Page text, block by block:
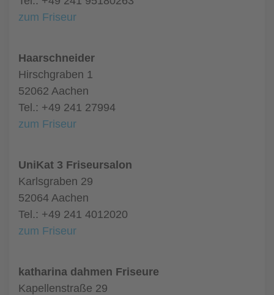
zum Friseur
Haarschneider
Hirschgraben 1
52062 Aachen
Tel.: +49 241 27994
zum Friseur
UniKat 3 Friseursalon
Karlsgraben 29
52064 Aachen
Tel.: +49 241 4012020
zum Friseur
katharina dahmen Friseure
Kapellenstraße 29